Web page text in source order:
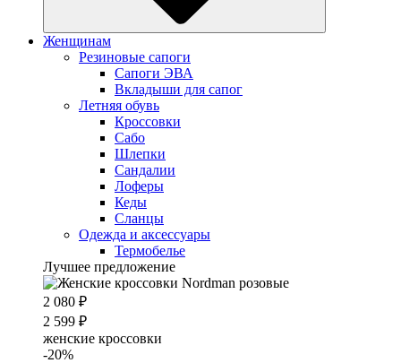
Женщинам
Резиновые сапоги
Cапоги ЭВА
Вкладыши для сапог
Летняя обувь
Кроссовки
Сабо
Шлепки
Сандалии
Лоферы
Кеды
Сланцы
Одежда и аксессуары
Термобелье
Лучшее предложение
2 080 ₽
2 599 ₽
женские кроссовки
-20%